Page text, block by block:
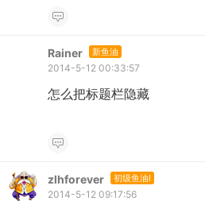
Rainer 新鱼油
2014-5-12 00:33:57
怎么把标题栏隐藏
zlhforever 初级鱼油I
2014-5-12 09:17:56